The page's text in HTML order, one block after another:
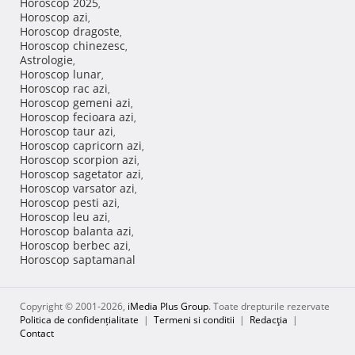
,
Horoscop azi,
Horoscop dragoste,
Horoscop chinezesc,
Astrologie,
Horoscop lunar,
Horoscop rac azi,
Horoscop gemeni azi,
Horoscop fecioara azi,
Horoscop taur azi,
Horoscop capricorn azi,
Horoscop scorpion azi,
Horoscop sagetator azi,
Horoscop varsator azi,
Horoscop pesti azi,
Horoscop leu azi,
Horoscop balanta azi,
Horoscop berbec azi,
Horoscop saptamanal
Copyright © 2001-2026, iMedia Plus Group. Toate drepturile rezervate
Politica de confidențialitate | Termeni si conditii | Redacţia |
Contact